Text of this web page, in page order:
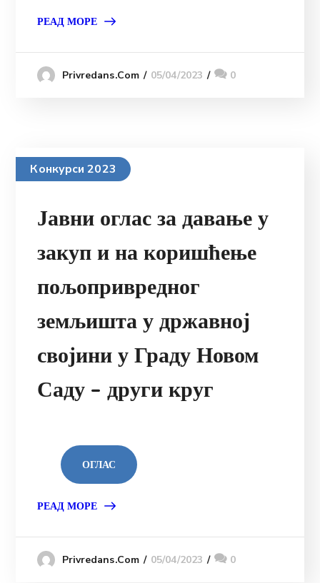
РЕАД МОРЕ
Privredans.com 05/04/2023 0
Конкурси 2023
Јавни оглас за давање у
закуп и на коришћење
пољопривредног
земљишта у државној
својини у Граду Новом
Саду – други круг
ОГЛАС
РЕАД МОРЕ
Privredans.com 05/04/2023 0